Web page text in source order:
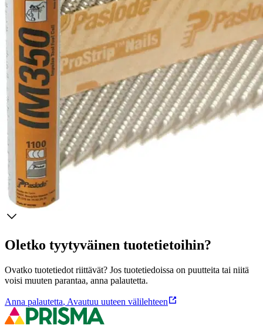
Tuotekuvaus
Sisätilat, Käyttöluokka 1. Paras mahdollinen pinnoite parantaa
tunkeumaa. Käyttöluokat 1, 2 ja 3 takaavat kestävän ratkaisun
kaikkiin käyttösovelluksiin. Paslode-naulat ovat CE-merkittyjä ja
EC5-vaatimusten mukaisia.
Ominaisuudet
Käyttöturvallisuus
Oletko tyytyväinen tuotetietoihin?
Ovatko tuotetiedot riittävät? Jos tuotetiedoissa on puutteita tai niitä
voisi muuten parantaa, anna palautetta.
Anna palautetta, Avautuu uuteen välilehteen